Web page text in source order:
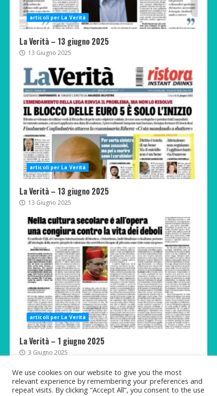
articoli per La Verità
La Verità – 13 giugno 2025
13 Giugno 2025
articoli per La Verità
La Verità – 13 giugno 2025
13 Giugno 2025
articoli per La Verità
La Verità – 1 giugno 2025
3 Giugno 2025
We use cookies on our website to give you the most
relevant experience by remembering your preferences and
repeat visits. By clicking “Accept All”, you consent to the use